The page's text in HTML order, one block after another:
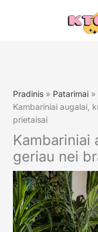
Pradinis
Patarimai
Kambariniai augalai,
prietaisai
Kambariniai
geriau nei